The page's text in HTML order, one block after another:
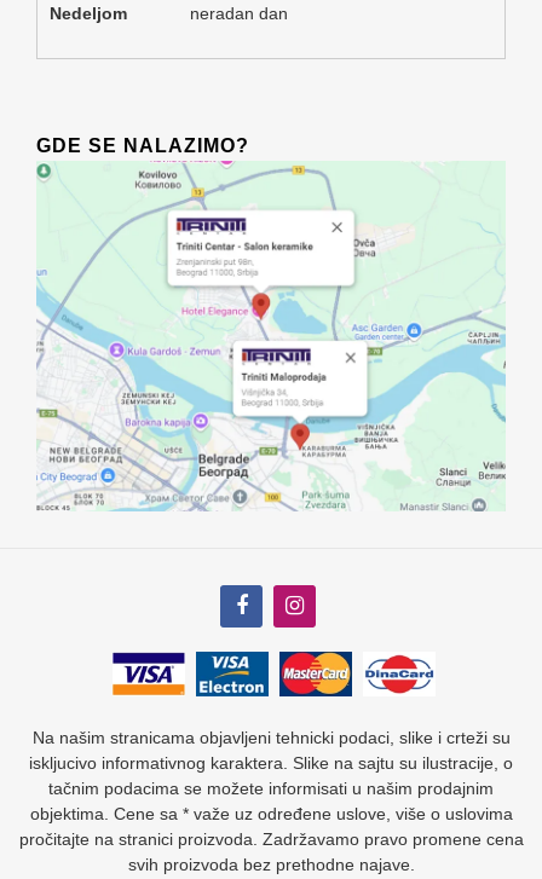
Nedeljom neradan dan
GDE SE NALAZIMO?
Na našim stranicama objavljeni tehnicki podaci, slike i crteži su
iskljucivo informativnog karaktera. Slike na sajtu su ilustracije, o
tačnim podacima se možete informisati u našim prodajnim
objektima. Cene sa * važe uz određene uslove, više o uslovima
pročitajte na stranici proizvoda. Zadržavamo pravo promene cena
svih proizvoda bez prethodne najave.